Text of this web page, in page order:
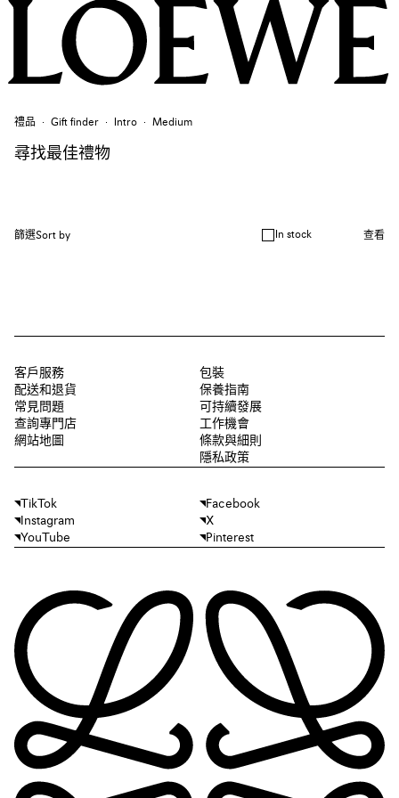
禮品 Gift finder Intro Medium
尋找最佳禮物
篩選Sort by In stock 查看
客戶服務
配送和退貨
常見問題
查詢專門店
網站地圖
包裝
保養指南
可持續發展
工作機會
條款與細則
隱私政策
TikTok
Facebook
Instagram
X
YouTube
Pinterest